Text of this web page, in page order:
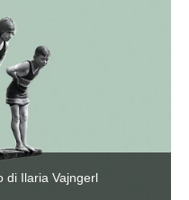
di Ilaria Vajngerl